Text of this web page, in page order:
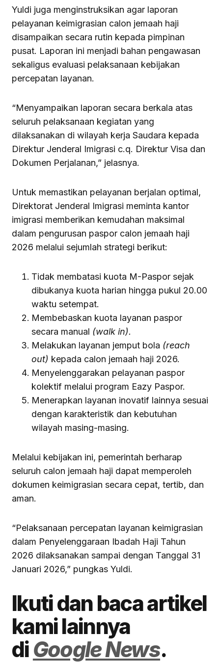
Yuldi juga menginstruksikan agar laporan
pelayanan keimigrasian calon jemaah haji
disampaikan secara rutin kepada pimpinan
pusat. Laporan ini menjadi bahan pengawasan
sekaligus evaluasi pelaksanaan kebijakan
percepatan layanan.
“Menyampaikan laporan secara berkala atas
seluruh pelaksanaan kegiatan yang
dilaksanakan di wilayah kerja Saudara kepada
Direktur Jenderal Imigrasi c.q. Direktur Visa dan
Dokumen Perjalanan,” jelasnya.
Untuk memastikan pelayanan berjalan optimal,
Direktorat Jenderal Imigrasi meminta kantor
imigrasi memberikan kemudahan maksimal
dalam pengurusan paspor calon jemaah haji
2026 melalui sejumlah strategi berikut:
Tidak membatasi kuota M-Paspor sejak
dibukanya kuota harian hingga pukul 20.00
waktu setempat.
Membebaskan kuota layanan paspor
secara manual (walk in).
Melakukan layanan jemput bola (reach
out) kepada calon jemaah haji 2026.
Menyelenggarakan pelayanan paspor
kolektif melalui program Eazy Paspor.
Menerapkan layanan inovatif lainnya sesuai
dengan karakteristik dan kebutuhan
wilayah masing-masing.
Melalui kebijakan ini, pemerintah berharap
seluruh calon jemaah haji dapat memperoleh
dokumen keimigrasian secara cepat, tertib, dan
aman.
“Pelaksanaan percepatan layanan keimigrasian
dalam Penyelenggaraan Ibadah Haji Tahun
2026 dilaksanakan sampai dengan Tanggal 31
Januari 2026,” pungkas Yuldi.
Ikuti dan baca artikel
kami lainnya
diGoogle News.